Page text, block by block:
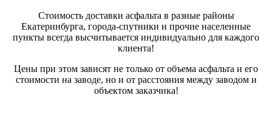
Стоимость доставки асфальта в разные районы
Екатеринбурга, города-спутники и прочие населенные
пункты всегда высчитывается индивидуально для каждого
клиента!
Цены при этом зависят не только от объема асфальта и его
стоимости на заводе, но и от расстояния между заводом и
объектом заказчика!